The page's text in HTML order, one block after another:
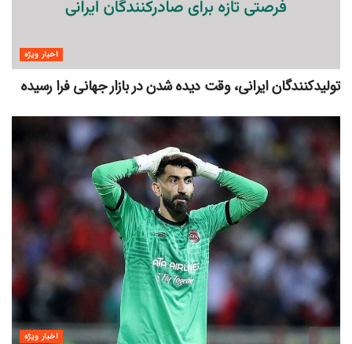
اخبار ویژه
تولیدکنندگان ایرانی، وقت دیده شدن در بازار جهانی فرا رسیده
اخبار ویژه